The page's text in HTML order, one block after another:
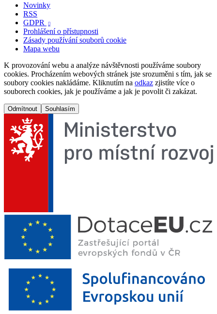
Novinky
RSS
GDPR

Prohlášení o přístupnosti
Zásady používání souborů cookie
Mapa webu
K provozování webu a analýze návštěvnosti používáme soubory
cookies. Procházením webových stránek jste srozuměni s tím, jak se
soubory cookies nakládáme. Kliknutím na odkaz zjistíte více o
souborech cookies, jak je používáme a jak je povolit či zakázat.
Odmítnout Souhlasím